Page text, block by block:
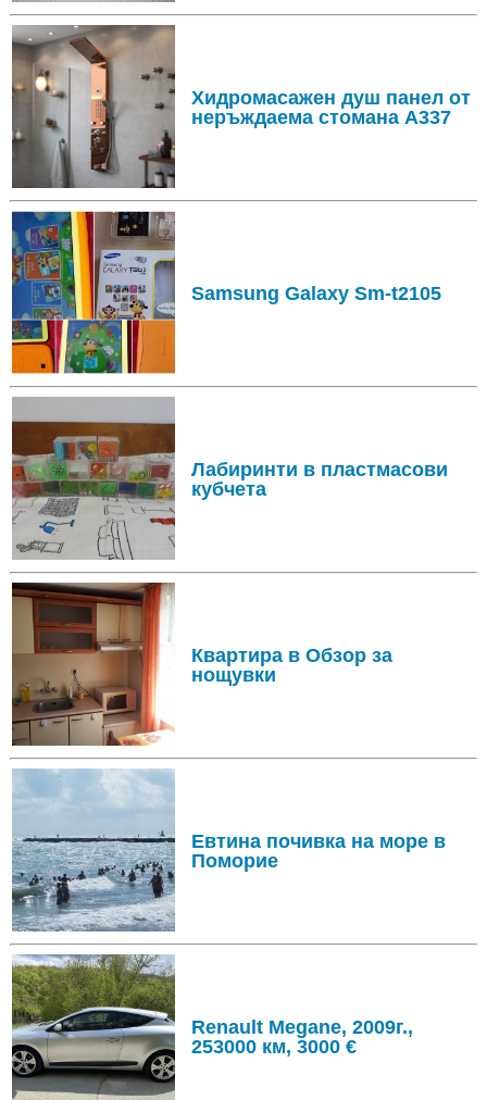
Хидромасажен душ панел от
неръждаема стомана А337
Samsung Galaxy Sm-t2105
Лабиринти в пластмасови
кубчета
Квартира в Обзор за
нощувки
Евтина почивка на море в
Поморие
Renault Megane, 2009г.,
253000 км, 3000 €